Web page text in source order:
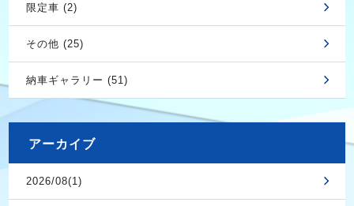
限定車 (2)
その他 (25)
納車ギャラリー (51)
アーカイブ
2026/08(1)